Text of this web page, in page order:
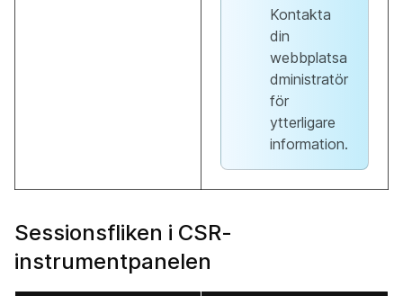
Kontakta
din
webbplatsa
dministratör
för
ytterligare
information.
Sessionsfliken i CSR-
instrumentpanelen